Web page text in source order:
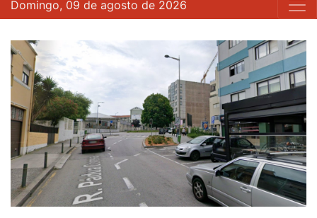
Domingo, 09 de agosto de 2026